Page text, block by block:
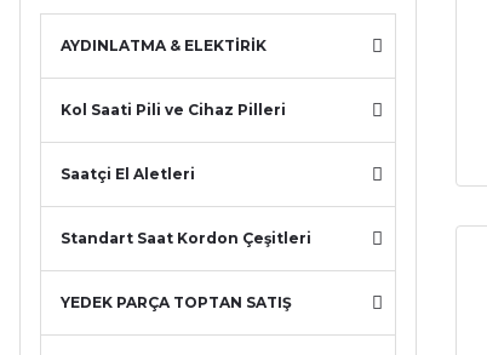
AYDINLATMA & ELEKTİRİK
Kol Saati Pili ve Cihaz Pilleri
Saatçi El Aletleri
Standart Saat Kordon Çeşitleri
YEDEK PARÇA TOPTAN SATIŞ